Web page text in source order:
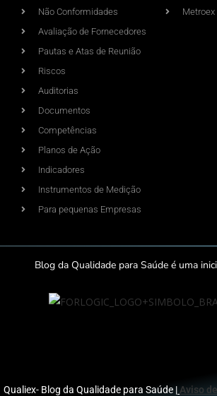
Não Conformidades
Avaliação de Fornecedores
Pautas e Atas de Reunião
Riscos
Auditorias
Documentos
Competências
Planos de Ação
Indicadores
Instrumentos de Medição
Para pequenas Empresas
Metroex
Blog da Qualidade para Saúde é uma
Qualiex- Blog da Qualidade para Saúde | Aviso